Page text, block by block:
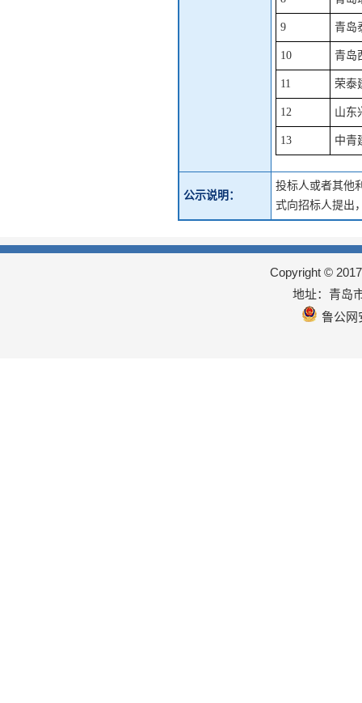
9 青岛
10 青岛
11 荣泰
12 山东
13 中青
公示说明：
投标人或者其他
式向招标人提出
Copyright ©
地址：青岛
鲁公网